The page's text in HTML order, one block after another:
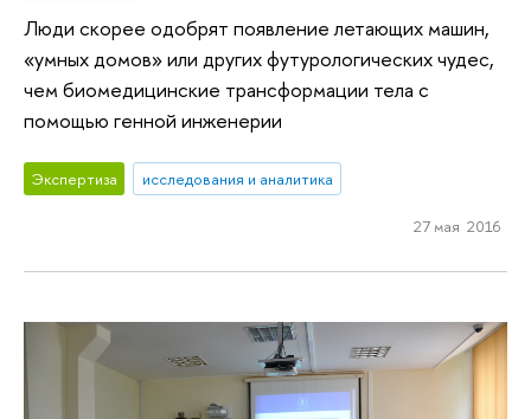
Люди скорее одобрят появление летающих машин,
«умных домов» или других футурологических чудес,
чем биомедицинские трансформации тела с
помощью генной инженерии
Экспертиза исследования и аналитика
27 мая 2016